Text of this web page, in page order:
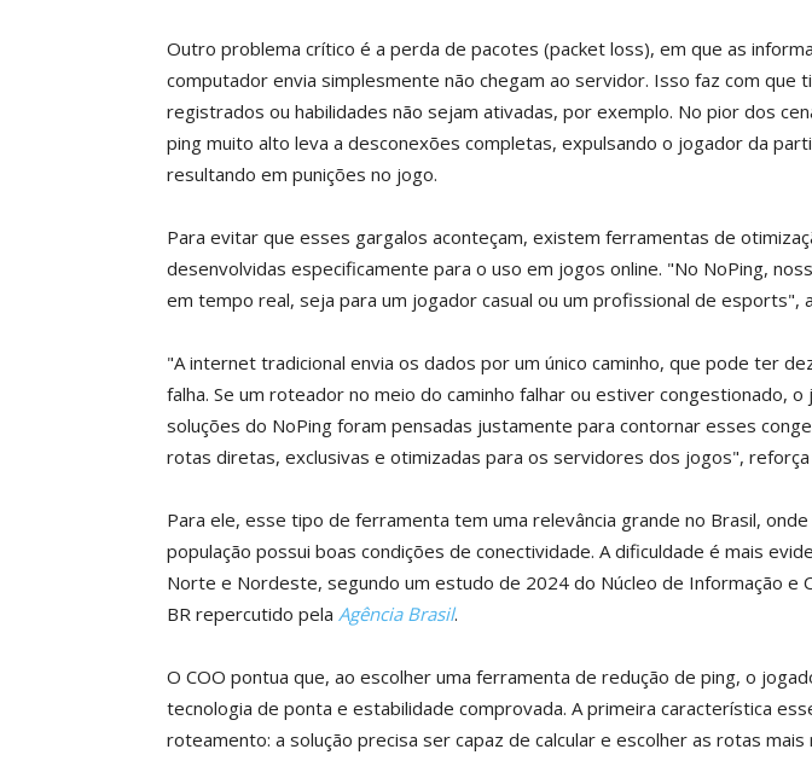
Outro problema crítico é a perda de pacotes (packet loss), em que as
computador envia simplesmente não chegam ao servidor. Isso faz com que
registrados ou habilidades não sejam ativadas, por exemplo. No pior dos
ping muito alto leva a desconexões completas, expulsando o jogador da
resultando em punições no jogo.
Para evitar que esses gargalos aconteçam, existem ferramentas de
desenvolvidas especificamente para o uso em jogos online. "No NoPing,
em tempo real, seja para um jogador casual ou um profissional de esports",
"A internet tradicional envia os dados por um único caminho, que pode ter
falha. Se um roteador no meio do caminho falhar ou estiver congestionado, o
soluções do NoPing foram pensadas justamente para contornar esses
rotas diretas, exclusivas e otimizadas para os servidores dos jogos",
Para ele, esse tipo de ferramenta tem uma relevância grande no Brasil,
população possui boas condições de conectividade. A dificuldade é mais
Norte e Nordeste, segundo um estudo de 2024 do Núcleo de Informação e
BR repercutido pela Agência Brasil.
O COO pontua que, ao escolher uma ferramenta de redução de ping, o
tecnologia de ponta e estabilidade comprovada. A primeira característica
roteamento: a solução precisa ser capaz de calcular e escolher as rotas